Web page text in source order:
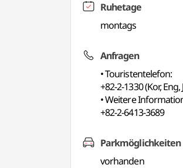
Ruhetage
montags
Anfragen
• Touristentelefon:
+82-2-1330 (Kor, Eng,
• Weitere
+82-2-6413-3689
Parkmöglichkeiten
vorhanden